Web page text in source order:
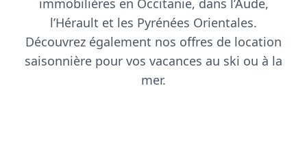
immobilières en Occitanie, dans l’Aude,
l’Hérault et les Pyrénées Orientales.
Découvrez également nos offres de location
saisonnière pour vos vacances au ski ou à la
mer.